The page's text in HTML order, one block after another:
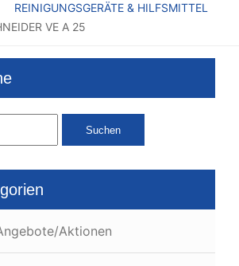
REINIGUNGSGERÄTE & HILFSMITTEL
VE A 25
Aktionen